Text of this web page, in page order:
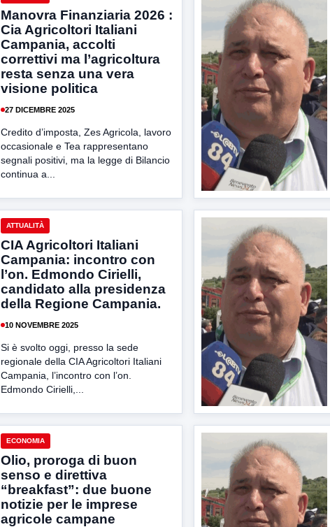
Manovra Finanziaria 2026 :
Cia Agricoltori Italiani
Campania, accolti
correttivi ma l’agricoltura
resta senza una vera
visione politica
27 DICEMBRE 2025
Credito d’imposta, Zes Agricola, lavoro
occasionale e Tea rappresentano
segnali positivi, ma la legge di Bilancio
continua a...
ATTUALITÀ
CIA Agricoltori Italiani
Campania: incontro con
l’on. Edmondo Cirielli,
candidato alla presidenza
della Regione Campania.
10 NOVEMBRE 2025
Si è svolto oggi, presso la sede
regionale della CIA Agricoltori Italiani
Campania, l’incontro con l’on.
Edmondo Cirielli,...
ECONOMIA
Olio, proroga di buon
senso e direttiva
“breakfast”: due buone
notizie per le imprese
agricole campane